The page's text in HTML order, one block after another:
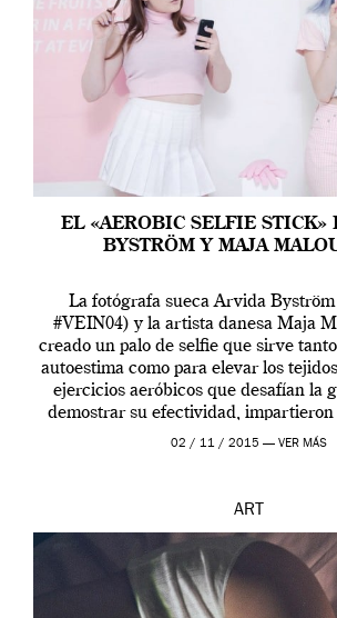
EL «AEROBIC SELFIE STICK»
BYSTRÖM Y MAJA
La fotógrafa sueca Arvida
#VEIN04) y la artista danesa Maja
creado un palo de selfie que sirve
autoestima como para elevar los
ejercicios aeróbicos que desafían la
demostrar su efectividad, impartieron
prueba en el Tate […]
02 / 11 / 2015 — VER MÁS
ART